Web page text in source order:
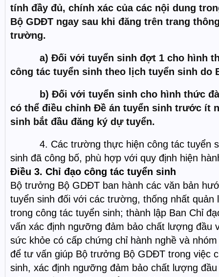
tính đầy đủ, chính xác của các nội dung
Bộ GDĐT ngay sau khi đăng trên trang
trường.
a) Đối với tuyển sinh đợt 1 cho hình
công tác tuyển sinh theo lịch tuyển sinh do
b) Đối với tuyển sinh cho hình thức
có thể điều chỉnh Đề án tuyển sinh trước ít
sinh bắt đầu đăng ký dự tuyển.
4. Các trường thực hiện công tác tuyển
sinh đã công bố, phù hợp với quy định hiện
Điều 3. Chỉ đạo công tác tuyển sinh
Bộ trưởng Bộ GDĐT ban hành các văn bản
tuyển sinh đối với các trường, thống nhất quản
trong công tác tuyển sinh; thành lập Ban Chỉ
vấn xác định ngưỡng đảm bảo chất lượng đầu
sức khỏe có cấp chứng chỉ hành nghề và
để tư vấn giúp Bộ trưởng Bộ GDĐT trong việc
sinh, xác định ngưỡng đảm bảo chất lượng